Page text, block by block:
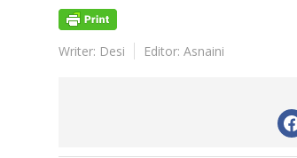
Writer: Desi Editor: Asnaini